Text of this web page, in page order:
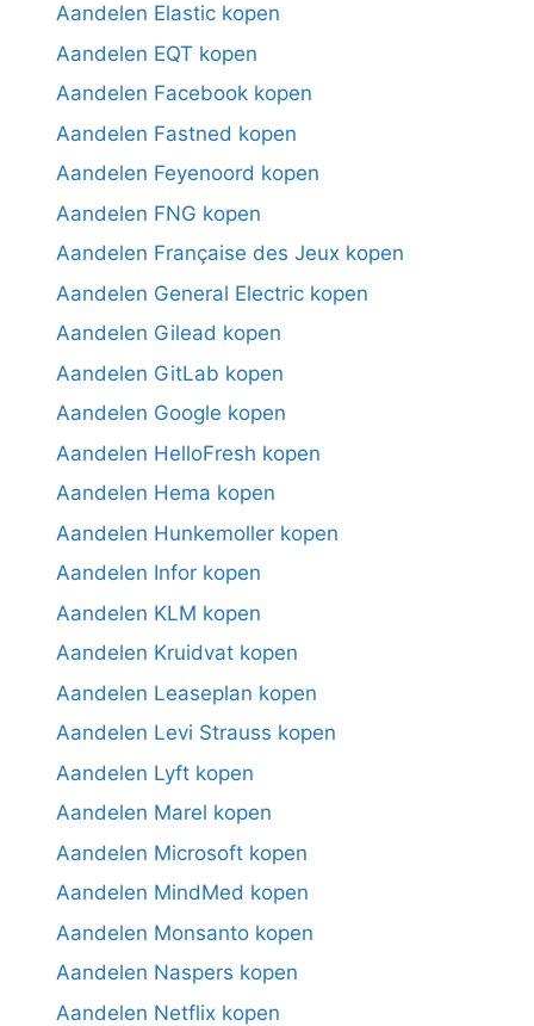
Aandelen Elastic kopen
Aandelen EQT kopen
Aandelen Facebook kopen
Aandelen Fastned kopen
Aandelen Feyenoord kopen
Aandelen FNG kopen
Aandelen Française des Jeux kopen
Aandelen General Electric kopen
Aandelen Gilead kopen
Aandelen GitLab kopen
Aandelen Google kopen
Aandelen HelloFresh kopen
Aandelen Hema kopen
Aandelen Hunkemoller kopen
Aandelen Infor kopen
Aandelen KLM kopen
Aandelen Kruidvat kopen
Aandelen Leaseplan kopen
Aandelen Levi Strauss kopen
Aandelen Lyft kopen
Aandelen Marel kopen
Aandelen Microsoft kopen
Aandelen MindMed kopen
Aandelen Monsanto kopen
Aandelen Naspers kopen
Aandelen Netflix kopen